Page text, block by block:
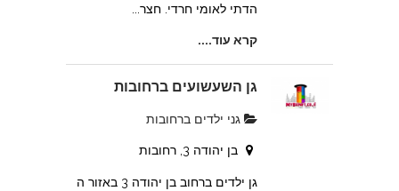
הדתי לאומי חרדי. חצר...
קרא עוד....
גן השעשועים ברחובות
גני ילדים ברחובות
בן יהודה 3, רחובות
גן ילדים ברחוב בן יהודה 3 באזור ה